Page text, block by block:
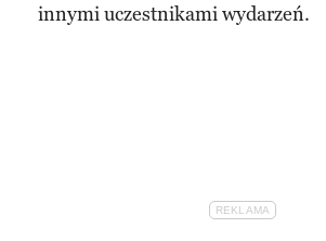
innymi uczestnikami wydarzeń.